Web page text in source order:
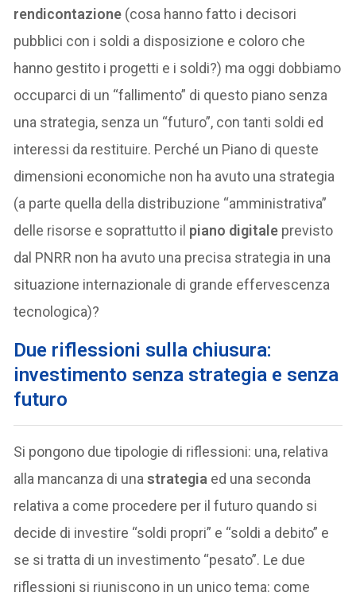
rendicontazione (cosa hanno fatto i decisori
pubblici con i soldi a disposizione e coloro che
hanno gestito i progetti e i soldi?) ma oggi dobbiamo
occuparci di un “fallimento” di questo piano senza
una strategia, senza un “futuro”, con tanti soldi ed
interessi da restituire. Perché un Piano di queste
dimensioni economiche non ha avuto una strategia
(a parte quella della distribuzione “amministrativa”
delle risorse e soprattutto il piano digitale previsto
dal PNRR non ha avuto una precisa strategia in una
situazione internazionale di grande effervescenza
tecnologica)?
Due riflessioni sulla chiusura:
investimento senza strategia e senza
futuro
Si pongono due tipologie di riflessioni: una, relativa
alla mancanza di unastrategia ed una seconda
relativa a come procedere per il futuro quando si
decide di investire “soldi propri” e “soldi a debito” e
se si tratta di un investimento “pesato”. Le due
riflessioni si riuniscono in un unico tema: come